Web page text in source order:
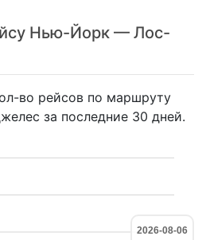
Нью-Йорк — Лос-
во рейсов по маршруту
за последние 30 дней.
2026-08-06